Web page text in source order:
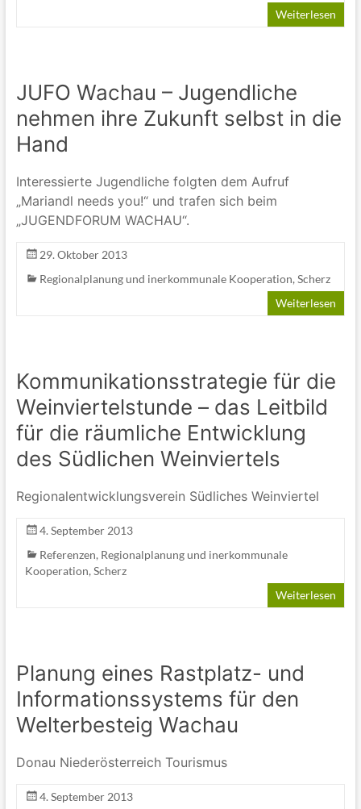
Weiterlesen
JUFO Wachau – Jugendliche
nehmen ihre Zukunft selbst in die
Hand
Interessierte Jugendliche folgten dem Aufruf
„Mariandl needs you!“ und trafen sich beim
„JUGENDFORUM WACHAU“.
29. Oktober 2013
Regionalplanung und inerkommunale Kooperation, Scherz
Weiterlesen
Kommunikationsstrategie für die
Weinviertelstunde – das Leitbild
für die räumliche Entwicklung
des Südlichen Weinviertels
Regionalentwicklungsverein Südliches Weinviertel
4. September 2013
Referenzen, Regionalplanung und inerkommunale
Kooperation, Scherz
Weiterlesen
Planung eines Rastplatz- und
Informationssystems für den
Welterbesteig Wachau
Donau Niederösterreich Tourismus
4. September 2013